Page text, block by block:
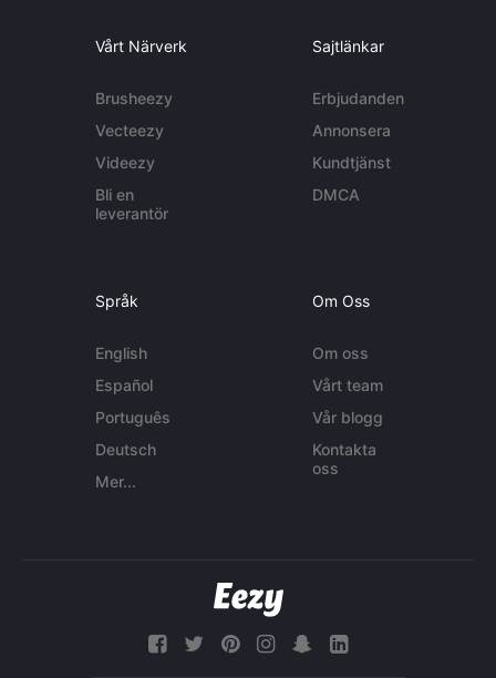
Vårt Närverk
Brusheezy
Vecteezy
Videezy
Bli en
leverantör
Sajtlänkar
Erbjudanden
Annonsera
Kundtjänst
DMCA
Språk
English
Español
Português
Deutsch
Mer...
Om Oss
Om oss
Vårt team
Vår blogg
Kontakta
oss